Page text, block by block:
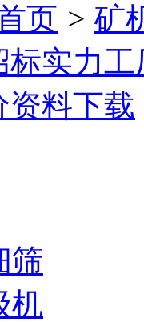
页 > 矿
标实力工
资料下载
筛
机